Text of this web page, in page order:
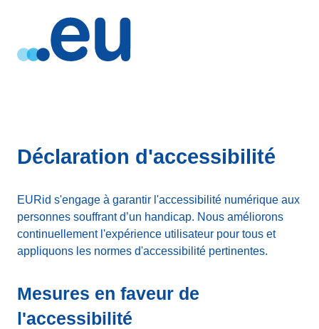
Déclaration d'accessibilité
EURid s'engage à garantir l'accessibilité numérique aux
personnes souffrant d’un handicap. Nous améliorons
continuellement l'expérience utilisateur pour tous et
appliquons les normes d'accessibilité pertinentes.
Mesures en faveur de
l'accessibilité